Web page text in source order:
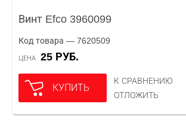
Винт Efco 3960099
Код товара — 7620509
ЦЕНА 25 РУБ.
КУПИТЬ
К СРАВНЕНИЮ
ОТЛОЖИТЬ